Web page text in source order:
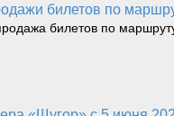
билетов по
билетов по